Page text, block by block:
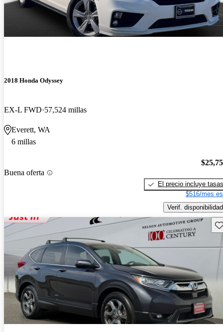
2018 Honda Odyssey
EX-L FWD 57,524 millas
Everett, WA
6 millas
Buena oferta
El precio incluye tasas
$516/mes
Verif. disponibilidad